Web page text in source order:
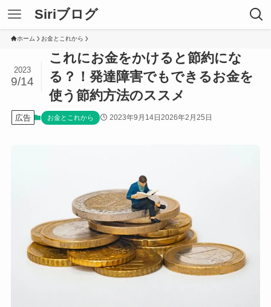
Siriブログ
ホーム お金とこれから
これにお金をかけると節約にな
る？！発達障害でもできるお金を
使う節約方法のススメ
2023
9/14
広告 お金とこれから 2023年9月14日 2026年2月25日